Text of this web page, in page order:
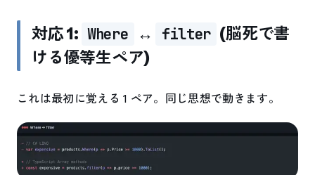
対応 1: Where ↔ filter (脳死で書
ける優等生ペア)
これは最初に覚える 1 ペア。同じ思想で動きます。